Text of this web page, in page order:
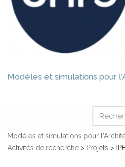
Modèles et simulations pour
Modèles et simulations pour
Activités de recherche > Projets >